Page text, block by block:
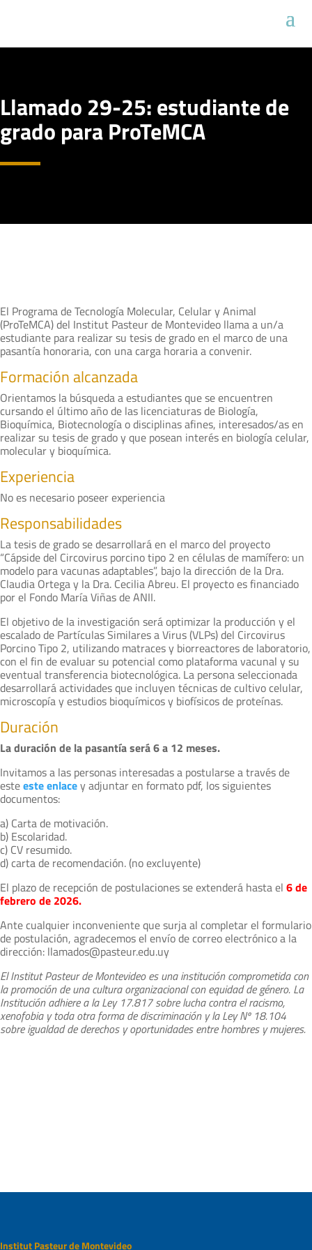
Llamado 29-25: estudiante de
grado para ProTeMCA
El Programa de Tecnología Molecular, Celular y Animal
(ProTeMCA) del Institut Pasteur de Montevideo llama a un/a
estudiante para realizar su tesis de grado en el marco de una
pasantía honoraria, con una carga horaria a convenir.
Formación alcanzada
Orientamos la búsqueda a estudiantes que se encuentren
cursando el último año de las licenciaturas de Biología,
Bioquímica, Biotecnología o disciplinas afines, interesados/as en
realizar su tesis de grado y que posean interés en biología celular,
molecular y bioquímica.
Experiencia
No es necesario poseer experiencia
Responsabilidades
La tesis de grado se desarrollará en el marco del proyecto
“Cápside del Circovirus porcino tipo 2 en células de mamífero: un
modelo para vacunas adaptables”, bajo la dirección de la Dra.
Claudia Ortega y la Dra. Cecilia Abreu. El proyecto es financiado
por el Fondo María Viñas de ANII.
El objetivo de la investigación será optimizar la producción y el
escalado de Partículas Similares a Virus (VLPs) del Circovirus
Porcino Tipo 2, utilizando matraces y biorreactores de laboratorio,
con el fin de evaluar su potencial como plataforma vacunal y su
eventual transferencia biotecnológica. La persona seleccionada
desarrollará actividades que incluyen técnicas de cultivo celular,
microscopía y estudios bioquímicos y biofísicos de proteínas.
Duración
La duración de la pasantía será 6 a 12 meses.
Invitamos a las personas interesadas a postularse a través de
esteeste enlacey adjuntar en formato pdf, los siguientes
documentos:
a) Carta de motivación.
b) Escolaridad.
c) CV resumido.
d) carta de recomendación. (no excluyente)
El plazo de recepción de postulaciones se extenderá hasta el 6 de
febrero de 2026.
Ante cualquier inconveniente que surja al completar el formulario
de postulación, agradecemos el envío de correo electrónico a la
dirección: llamados@pasteur.edu.uy
El Institut Pasteur de Montevideo es una institución comprometida con
la promoción de unacultura organizacional con equidad de género. La
Institución adhiere a la Ley 17.817 sobre lucha contra el racismo,
xenofobia y toda otra forma de discriminación y la Ley Nº 18.104
sobre igualdad de derechos y oportunidades entre hombres y mujeres.
Institut Pasteur de Montevideo